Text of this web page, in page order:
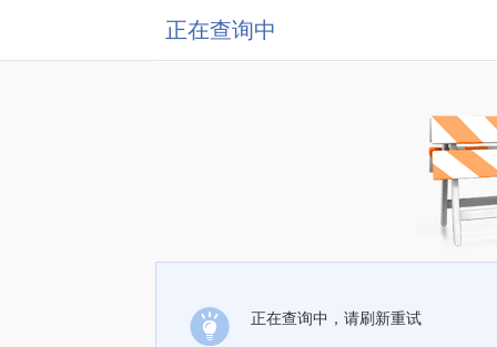
正在查询中
正在查询中，请刷新重试